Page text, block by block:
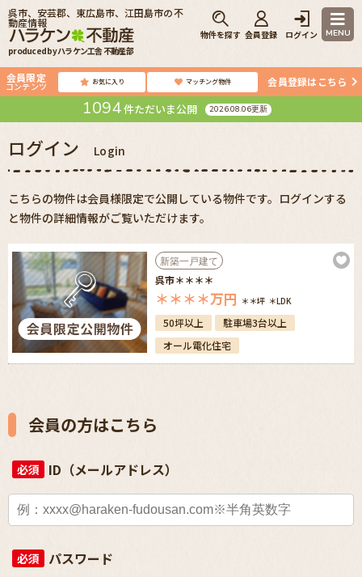
produced by ハラケン工舎 不動産部
呉市、安芸郡、東広島市、江田島市の不
動産情報
物件を探す 会員登録 ログイン MENU
会員限定
コンテンツ お気に入り マッチング物件 会員登録はこちら
1094件ただいま公開 2026.08.06更新
ログイン Login
こちらの物件は会員様限定で公開している物件です。ログインする
と物件の詳細情報がご覧いただけます。
新築一戸建て
呉市＊＊＊＊
＊＊＊＊万円 ＊＊坪 ＊LDK
50坪以上
駐車場3台以上
オール電化住宅
会員の方はこちら
必須 ID（メールアドレス）
必須 パスワード